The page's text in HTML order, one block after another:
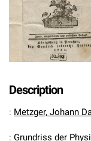
Description
: Metzger, Johann
: Grundriss der